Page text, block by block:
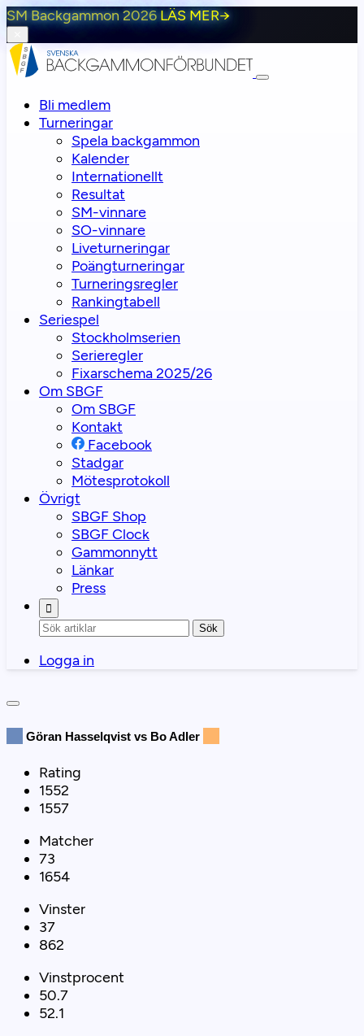
SM Backgammon 2026LÄS MER→
Bli medlem
Turneringar
Spela backgammon
Kalender
Internationellt
Resultat
SM-vinnare
SO-vinnare
Liveturneringar
Poängturneringar
Turneringsregler
Rankingtabell
Seriespel
Stockholmserien
Serieregler
Fixarschema 2025/26
Om SBGF
Om SBGF
Kontakt
Facebook
Stadgar
Mötesprotokoll
Övrigt
SBGF Shop
SBGF Clock
Gammonnytt
Länkar
Press
Sök
Logga in
Göran Hasselqvist vs Bo Adler
Rating
1552
1557
Matcher
73
1654
Vinster
37
862
Vinstprocent
50.7
52.1